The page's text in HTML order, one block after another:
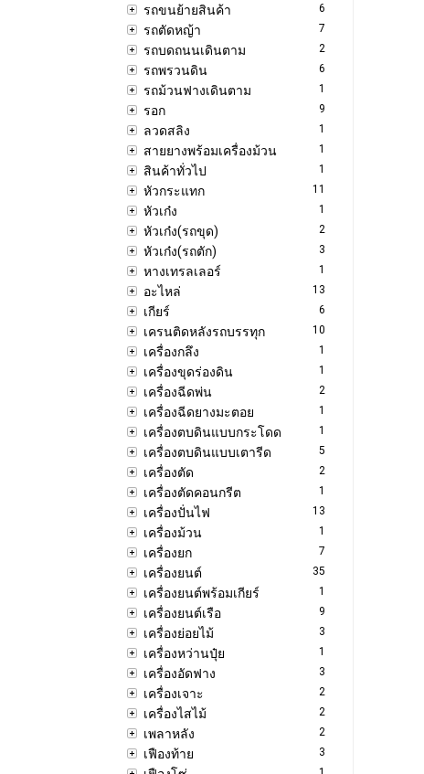
รถขนย้ายสินค้า 6
รถตัดหญ้า 7
รถบดถนนเดินตาม 2
รถพรวนดิน 6
รถม้วนฟางเดินตาม 1
รอก 9
ลวดสลิง 1
สายยางพร้อมเครื่องม้วน 1
สินค้าทั่วไป 1
หัวกระแทก 11
หัวเก๋ง 1
หัวเก๋ง(รถขุด) 2
หัวเก๋ง(รถตัก) 3
หางเทรลเลอร์ 1
อะไหล่ 13
เกียร์ 6
เครนติดหลังรถบรรทุก 10
เครื่องกลึง 1
เครื่องขุดร่องดิน 1
เครื่องฉีดพ่น 2
เครื่องฉีดยางมะตอย 1
เครื่องตบดินแบบกระโดด 1
เครื่องตบดินแบบเตารีด 5
เครื่องตัด 2
เครื่องตัดคอนกรีต 1
เครื่องปั่นไฟ 13
เครื่องม้วน 1
เครื่องยก 7
เครื่องยนต์ 35
เครื่องยนต์พร้อมเกียร์ 1
เครื่องยนต์เรือ 9
เครื่องย่อยไม้ 3
เครื่องหว่านปุ๋ย 1
เครื่องอัดฟาง 3
เครื่องเจาะ 2
เครื่องไสไม้ 2
เพลาหลัง 2
เฟืองท้าย 3